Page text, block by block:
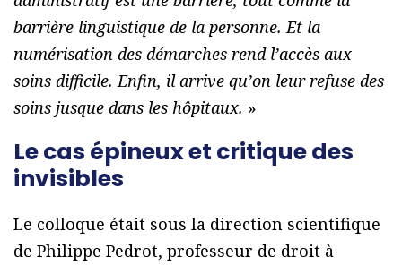
barrière linguistique de la personne. Et la
numérisation des démarches rend l’accès aux
soins difficile. Enfin, il arrive qu’on leur refuse des
soins jusque dans les hôpitaux. »
Le cas épineux et critique des
invisibles
Le colloque était sous la direction scientifique
de Philippe Pedrot, professeur de droit à